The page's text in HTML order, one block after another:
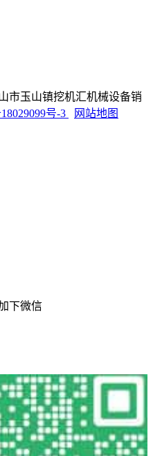
市玉山镇挖机汇机械设备销
号-3 网站地图
下微信